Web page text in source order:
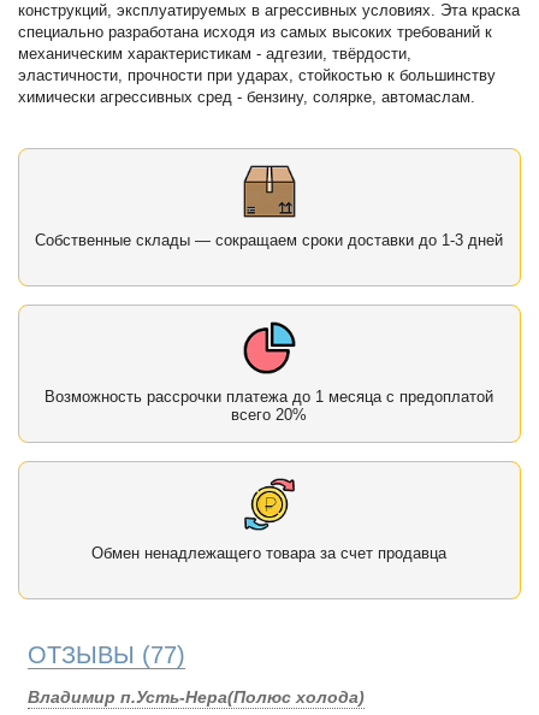
конструкций, эксплуатируемых в агрессивных условиях. Эта краска
специально разработана исходя из самых высоких требований к
механическим характеристикам - адгезии, твёрдости,
эластичности, прочности при ударах, стойкостью к большинству
химически агрессивных сред - бензину, солярке, автомаслам.
Собственные склады — сокращаем сроки доставки до 1-3 дней
Возможность рассрочки платежа до 1 месяца с предоплатой
всего 20%
Обмен ненадлежащего товара за счет продавца
ОТЗЫВЫ (77)
Владимир п.Усть-Нера(Полюс холода)